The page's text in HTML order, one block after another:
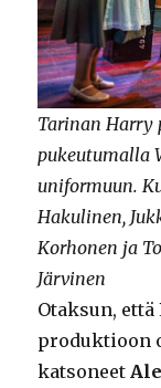
Tarinan Harry
pukeutumalla
uniformuun.
Hakulinen,
Korhonen ja
Järvinen
Otaksun,
produktioon
katsoneet